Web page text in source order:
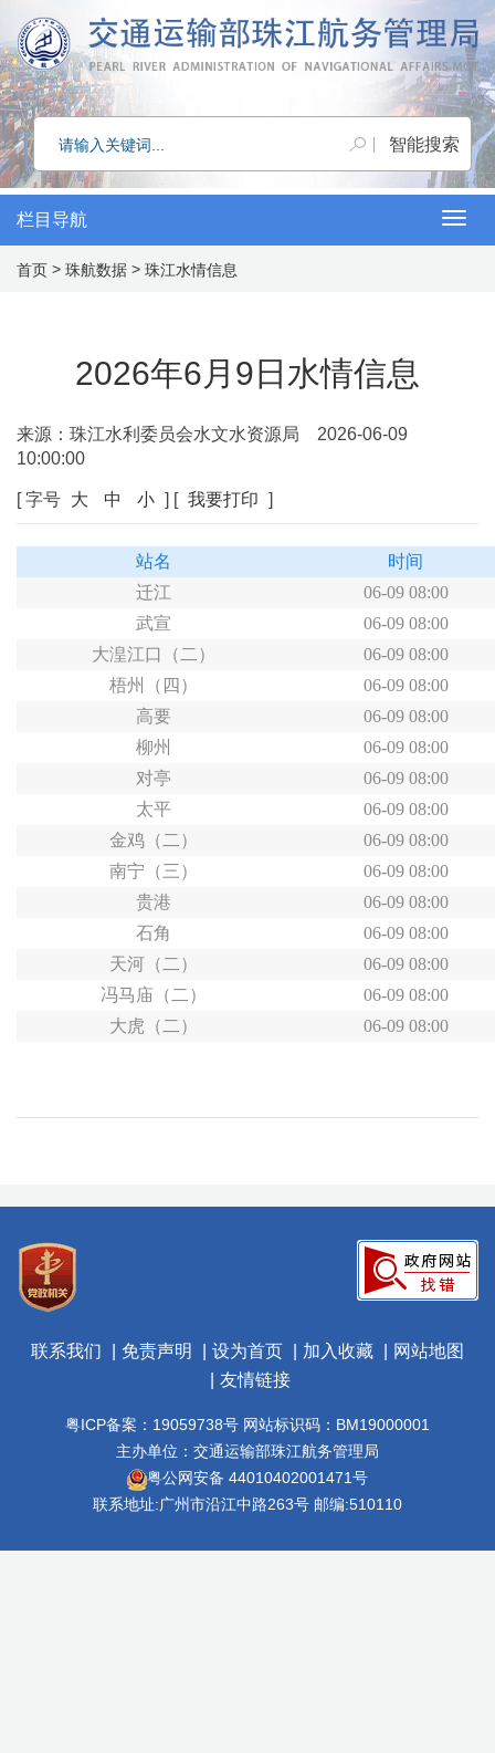
栏目导航
首页 > 珠航数据 > 珠江水情信息
2026年6月9日水情信息
来源：珠江水利委员会水文水资源局 2026-06-09
10:00:00
[ 字号 大 中 小 ] [ 我要打印 ]
站名
时间
迁江
06-09 08:00
武宣
06-09 08:00
大湟江口（二）
06-09 08:00
梧州（四）
06-09 08:00
高要
06-09 08:00
柳州
06-09 08:00
对亭
06-09 08:00
太平
06-09 08:00
金鸡（二）
06-09 08:00
南宁（三）
06-09 08:00
贵港
06-09 08:00
石角
06-09 08:00
天河（二）
06-09 08:00
冯马庙（二）
06-09 08:00
大虎（二）
06-09 08:00
联系我们 免责声明 设为首页 加入收藏
网站地图
友情链接
粤ICP备案：19059738号 网站标识码：BM19000001
主办单位：交通运输部珠江航务管理局
粤公网安备 44010402001471号
联系地址:广州市沿江中路263号 邮编:510110